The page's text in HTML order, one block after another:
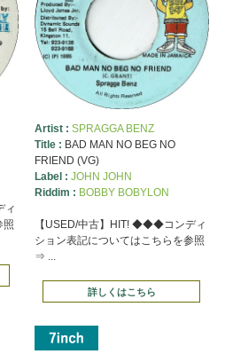
ィ
照
Artist : SPRAGGA BENZ
Title : BAD MAN NO BEG NO
FRIEND (VG)
Label : JOHN JOHN
Riddim : BOBBY BOBYLON
【USED/中古】HIT! ◆◆◆コンディ
ション表記についてはこちらを参照
⇒ ...
詳しくはこちら